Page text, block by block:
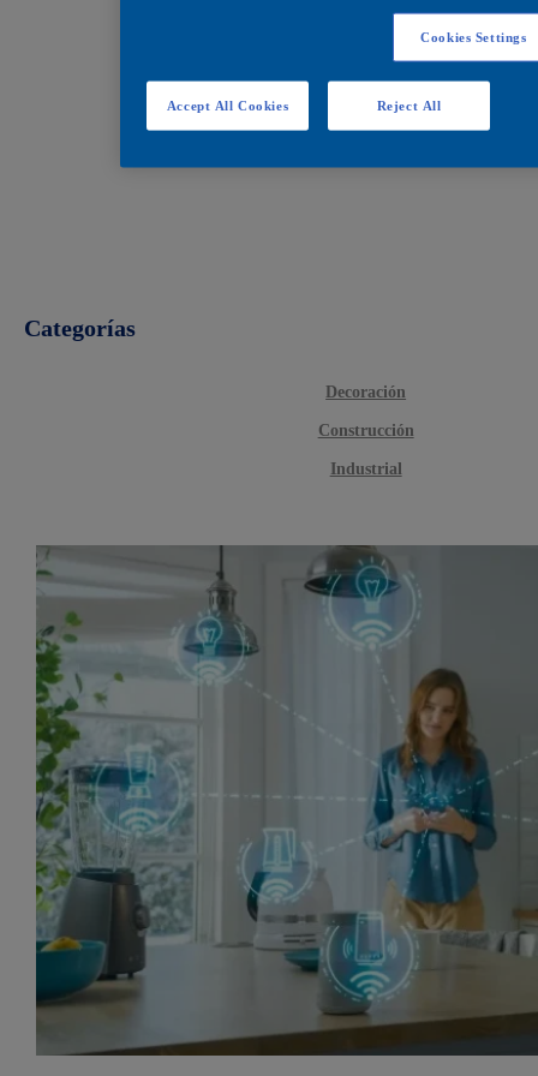
Categorías
Decoración
Construcción
Industrial
Cookies Settings
Reject All
Accept All Cookies